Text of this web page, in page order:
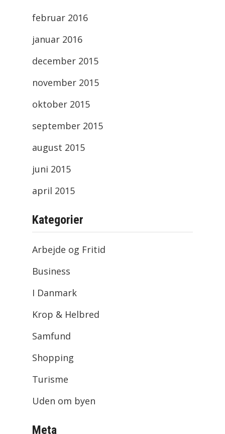
februar 2016
januar 2016
december 2015
november 2015
oktober 2015
september 2015
august 2015
juni 2015
april 2015
Kategorier
Arbejde og Fritid
Business
I Danmark
Krop & Helbred
Samfund
Shopping
Turisme
Uden om byen
Meta